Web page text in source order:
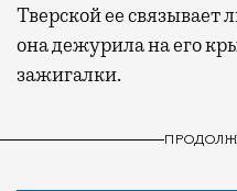
Тверской ее связывает
она дежурила на его
зажигалки.